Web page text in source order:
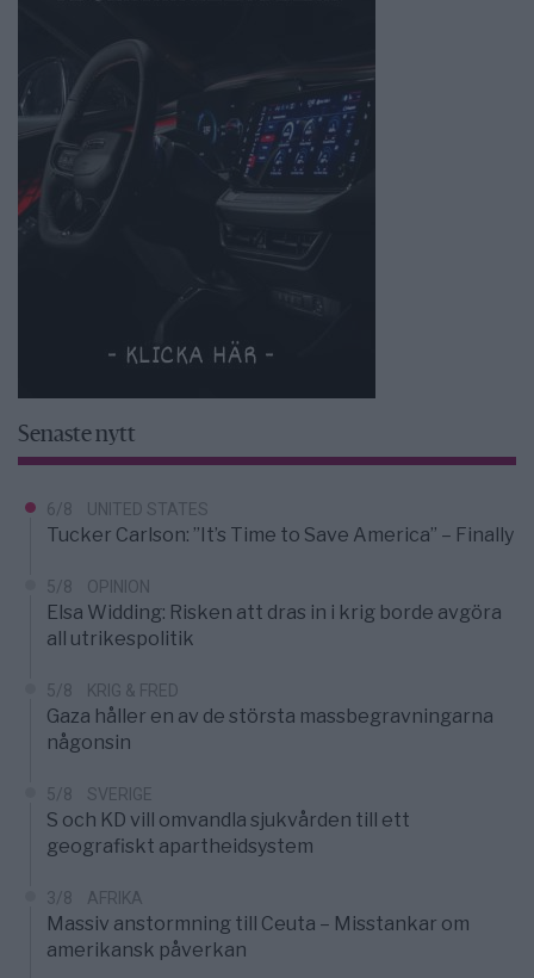
Senaste nytt
6/8 UNITED STATES
Tucker Carlson: ”It’s Time to Save America” – Finally
5/8 OPINION
Elsa Widding: Risken att dras in i krig borde avgöra
all utrikespolitik
5/8 KRIG & FRED
Gaza håller en av de största massbegravningarna
någonsin
5/8 SVERIGE
S och KD vill omvandla sjukvården till ett
geografiskt apartheidsystem
3/8 AFRIKA
Massiv anstormning till Ceuta – Misstankar om
amerikansk påverkan